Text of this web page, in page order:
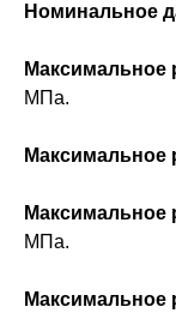
Номинальное
Максимальное
МПа.
Максимальное
Максимальное
МПа.
Максимальное